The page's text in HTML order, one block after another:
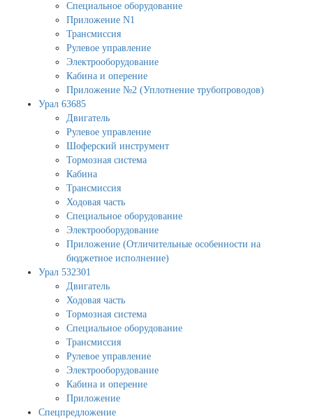
Специальное оборудование
Приложение N1
Трансмиссия
Рулевое управление
Электрооборудование
Кабина и оперение
Приложение №2 (Уплотнение трубопроводов)
Урал 63685
Двигатель
Рулевое управление
Шоферский инструмент
Тормозная система
Кабина
Трансмиссия
Ходовая часть
Специальное оборудование
Электрооборудование
Приложение (Отличительные особенности на
бюджетное исполнение)
Урал 532301
Двигатель
Ходовая часть
Тормозная система
Специальное оборудование
Трансмиссия
Рулевое управление
Электрооборудование
Кабина и оперение
Приложение
Спецпредложение